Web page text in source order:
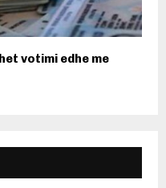
votimi edhe me